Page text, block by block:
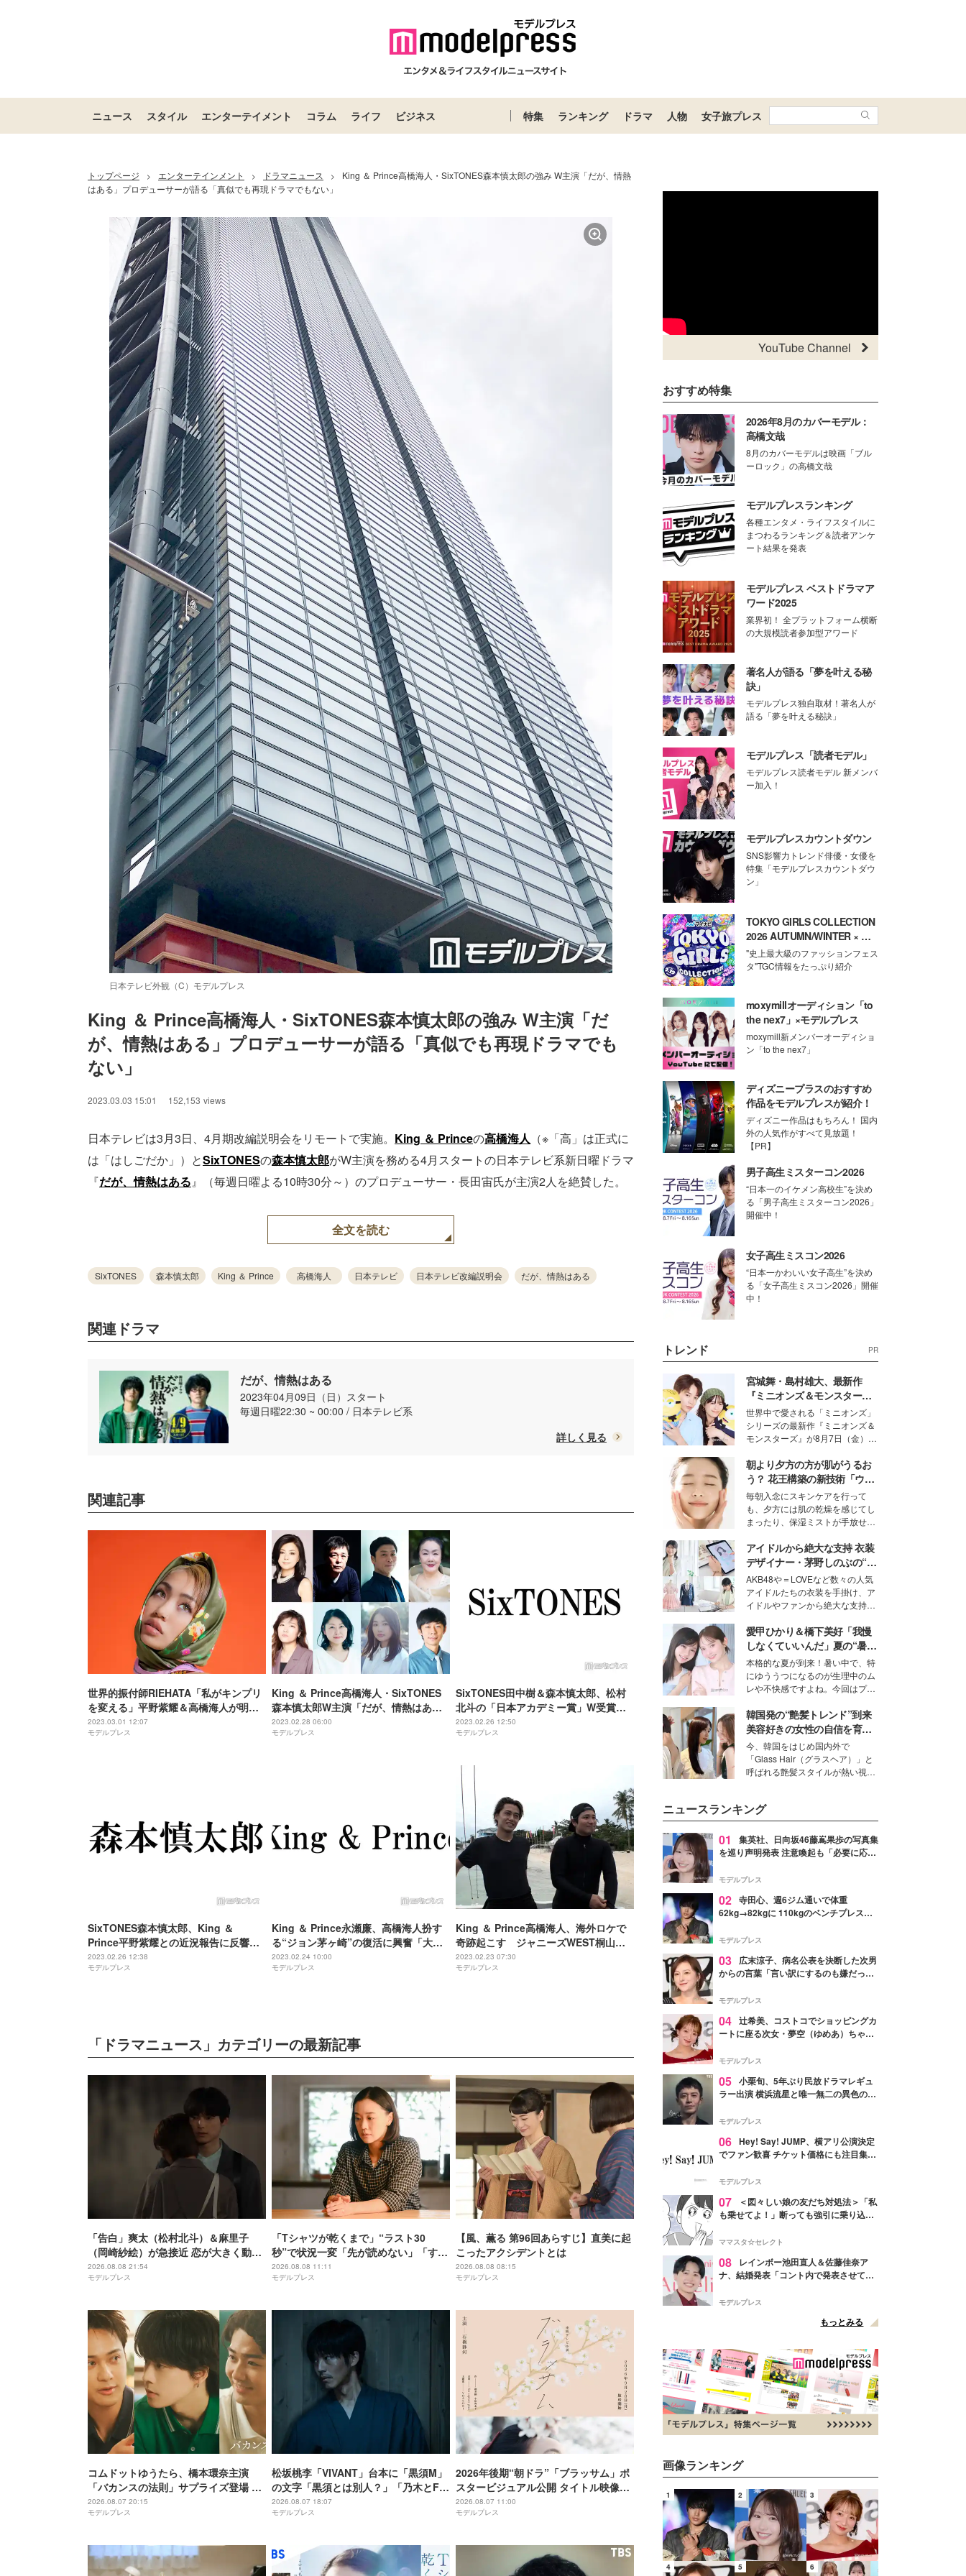
ニュース スタイル エンターテイメント コラム ライフ ビジネス 特集 ランキング ドラマ 人物 女子旅プレス
トップページ > エンターテインメント > ドラマニュース >
King ＆ Prince高橋海人・SixTONES森本慎太郎の強み W主演「だが、情熱
はある」プロデューサーが語る「真似でも再現ドラマでもない」
日本テレビ外観（C）モデルプレス
King ＆ Prince高橋海人・SixTONES森本慎太郎の強み W主演「だ
が、情熱はある」プロデューサーが語る「真似でも再現ドラマでも
ない」
2023.03.03 15:01 152,153 views
日本テレビは3月3日、4月期改編説明会をリモートで実施。 King ＆ Princeの高橋海人 （※「高」は正式に
は「はしごだか」）とSixTONESの森本慎太郎がW主演を務める4月スタートの日本テレビ系新日曜ドラマ
『だが、情熱はある』（毎週日曜よる10時30分～）のプロデューサー・長田宙氏が主演2人を絶賛した。
全文を読む
SixTONES 森本慎太郎 King ＆ Prince 高橋海人 日本テレビ 日本テレビ改編説明会 だが、情熱はある
関連ドラマ
だが、情熱はある
2023年04月09日（日）スタート
毎週日曜22:30 ~ 00:00 / 日本テレビ系
詳しく見る
関連記事
世界的振付師RIEHATA「私がキンプリ
を変える」平野紫耀＆高橋海人が明か
した“もう1個武器を増やす”まで
2023.03.01 12:07
モデルプレス
King ＆ Prince高橋海人・SixTONES
森本慎太郎W主演「だが、情熱はあ
る」主要キャスト発表
2023.02.28 06:00
モデルプレス
SixTONES田中樹＆森本慎太郎、松村
北斗の「日本アカデミー賞」W受賞に
興奮「教室の端っこで座ってた男の子
が…」
2023.02.26 12:50
モデルプレス
SixTONES森本慎太郎、King ＆
Prince平野紫耀との近況報告に反響
「それは愛」「胸がいっぱい」
2023.02.26 12:38
モデルプレス
King ＆ Prince永瀬廉、高橋海人扮す
る“ジョン茅ヶ崎”の復活に興奮「大事
件ですよ」
2023.02.24 10:00
モデルプレス
King ＆ Prince高橋海人、海外ロケで
奇跡起こす ジャニーズWEST桐山照
史が再び助っ人参戦で“真剣勝負”も
2023.02.23 07:30
モデルプレス
「ドラマニュース」カテゴリーの最新記事
「告白」爽太（松村北斗）＆麻里子
（岡崎紗絵）が急接近 恋が大きく動き
出す
2026.08.08 21:54
モデルプレス
「Tシャツが乾くまで」“ラスト30
秒”で状況一変「先が読めない」「すご
いタイミング」と視聴者騒然【ネタバ
レあり】
2026.08.08 11:11
モデルプレス
【風、薫る 第96回あらすじ】直美に起
こったアクシデントとは
2026.08.08 08:15
モデルプレス
コムドットゆうたら、橋本環奈主演
「バカンスの法則」サプライズ登場 ひ
ゅうがは連ドラ初出演
2026.08.07 20:15
モデルプレス
松坂桃李「VIVANT」台本に「黒須M」
の文字「黒須とは別人？」「乃木とFみ
たいな感じかな？」と考察白熱
2026.08.07 18:07
モデルプレス
2026年後期“朝ドラ”「ブラッサム」ポ
スタービジュアル公開 タイトル映像担
当・ドラマの語りも決定
2026.08.07 11:00
モデルプレス
YouTube Channel
おすすめ特集
2026年8月のカバーモデル：
高橋文哉
8月のカバーモデルは映画「ブル
ーロック」の高橋文哉
モデルプレスランキング
各種エンタメ・ライフスタイルに
まつわるランキング＆読者アンケ
ート結果を発表
モデルプレス ベストドラマア
ワード2025
業界初！ 全プラットフォーム横断
の大規模読者参加型アワード
著名人が語る「夢を叶える秘
訣」
モデルプレス独自取材！著名人が
語る「夢を叶える秘訣」
モデルプレス「読者モデル」
モデルプレス読者モデル 新メンバ
ー加入！
モデルプレスカウントダウン
SNS影響力トレンド俳優・女優を
特集「モデルプレスカウントダウ
ン」
TOKYO GIRLS COLLECTION
2026 AUTUMN/WINTER × モ
デルプレス
"史上最大級のファッションフェス
タ"TGC情報をたっぷり紹介
moxymillオーディション「to
the nex7」×モデルプレス
moxymill新メンバーオーディショ
ン「to the nex7」
ディズニープラスのおすすめ
作品をモデルプレスが紹介！
ディズニー作品はもちろん！ 国内
外の人気作がすべて見放題！
【PR】
男子高生ミスターコン2026
“日本一のイケメン高校生”を決め
る「男子高生ミスターコン2026」
開催中！
女子高生ミスコン2026
“日本一かわいい女子高生”を決め
る「女子高生ミスコン2026」開催
中！
トレンド PR
宮城舞・島村雄大、最新作
『ミニオンズ＆モンスター
ズ』の魅力熱弁 ハチャメチャ
だけじゃない“友情と絆”に感
動
世界中で愛される「ミニオンズ」
シリーズの最新作『ミニオンズ＆
モンスターズ』が8月7日（金）に
ニオン好き”という共通点を持つモ
デルの宮城舞と島村雄大の特別対
談をお届け！それぞれの視点か
ら、今作ならではの魅力や予想外
の感動をもたらす奥深いストーリ
ーについて熱く語り合ってもらっ
た。
朝より夕方の方が肌がうるお
う？ 花王構築の新技術「ウォ
ーターキャプチャリングスキ
ン（捕水肌）」がスキンケア
の常識を変える予感
毎朝入念にスキンケアを行って
も、夕方には肌の乾燥を感じてし
まったり、保湿ミストが手放せな
な美容の常識を大きく変える可能
性を秘めた、革新的な「Water
Capturing Skin（ウォーターキャ
プチャリングスキン：捕水肌）」
技術を、花王が構築した。
アイドルから絶大な支持 衣装
デザイナー・茅野しのぶの“可
愛い”を作る美学＜「シチズン
クロスシー」インタビュー＞
AKB48や＝LOVEなど数々の人気
アイドルたちの衣装を手掛け、ア
イドルやファンから絶大な支持を
取締役兼クリエイティブディレク
ター・茅野しのぶ。一人ひとりの
個性に寄り添い、魅力を引き出す
衣装作りは、多くの女性たちに勇
気と自信を与え続けている。
愛甲ひかり＆橋下美好「我慢
しなくていいんだ」夏の“暑さ
対策”の新しい選択肢とは？
本格的な夏が到来！暑い中で、特
にゆううつになるのが生理中のム
レや不快感ですよね。今回はプラ
モデル・愛甲ひかりさんと橋下美
好さんを迎えて本音で女子会トー
ク。猛暑のお出かけを快適に過ご
すヒントや、2人が感動した夏の
生理の新常識にも迫りました。
韓国発の“艶髪トレンド”到来
美容好きの女性の自信を育む
「ヘアケア事情」って？
今、韓国をはじめ国内外で
「Glass Hair（グラスヘア）」と
呼ばれる艶髪スタイルが熱い視線
して、“髪そのものの美しさ”に改
めて注目する人が増えている様
子。今回は、そんな憧れの艶やか
な髪を日常で叶える、美容好きの
ます。
ニュースランキング
01
集英社、日向坂46藤嶌果歩の写真集
を巡り声明発表 注意喚起も「必要に応じ
モデルプレス
02 寺田心、週6ジム通いで体重
62kg→82kgに 110kgのベンチプレス持
「かっこいい」と反響
モデルプレス
03
広末涼子、病名公表を決断した次男
からの言葉「言い訳にするのも嫌だっ
モデルプレス
04 辻希美、コストコでショッピングカ
ートに座る次女・夢空（ゆめあ）ちゃん
ぎ」「成長を感じる」の声
モデルプレス
05 小栗旬、5年ぶり民放ドラマレギュ
ラー出演 横浜流星と唯一無二の異色のバ
モデルプレス
06 Hey! Say! JUMP、横アリ公演決定
でファン歓喜 チケット価格にも注目集ま
モデルプレス
07
＜図々しい娘の友だち対処法＞「私
も乗せてよ！」断っても強引に乗り込ん
ママスタ☆セレクト
08
レインボー池田直人＆佐藤佳奈ア
ナ、結婚発表「コント内で発表させてい
点変更のため
モデルプレス
もっとみる
画像ランキング
1 2 3
4 5 6